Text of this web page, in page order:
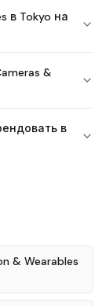
в Tokyo на
&
в
& Wearables